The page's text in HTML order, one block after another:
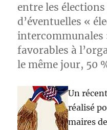
entre les
d’éventuelles «
intercommunales
favorables à
le même jour, 50
Un
réalisé
maires